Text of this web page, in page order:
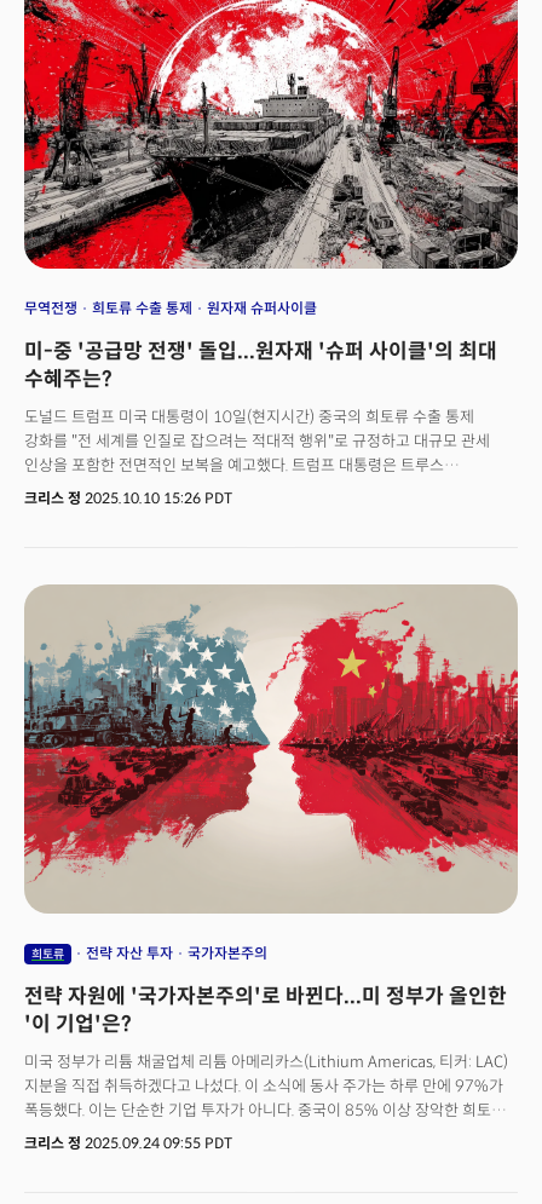
부장관으로 그는 과거 양자컴퓨팅 기업 임원과 에너지부 고위직을 지낸
이력이 있는 것으로 알려졌다. 다만 상무부 관계자는 다바가 공동 창립해
4년간 최고경영자로 이끌었던 보어 퀀텀 테크놀로지(Bohr Quantum
Technology)는 이번 자금 지원 대상이 아니라고 밝혔다.퀀텀 컴퓨팅에 대한
미 정부의 개입은 '전략 자원'에 대한 경쟁력을 확보하기 위한 국가 차원의
지원을 강화하는 조치의 연장선상에 있다. 이미 미국은 반도체 기업인 인텔에
대해 지원금 90억 달러를 지분으로 전환, 10%의 지분을 확보했고 희토류
생산업체인 MP 머티리얼즈(MP)와 리튬 채굴업체인 리튬 어메리카스(LAC)에
대한 자금 지원 및 지분 참여를 발표한 바 있다. 결국 이는 전략자산으로
분류되는 주요 기술과 자원에 대해 정부가 직접 자본을 투입하고 지배력을
확보하는 '국가자본주의' 모델이 반도체, 희토류, 리튬에 이어 양자컴퓨팅으로
무역전쟁 희토류 수출 통제 원자재 슈퍼사이클
미-중 '공급망 전쟁' 돌입...원자재 '슈퍼 사이클'의 최대
수혜주는?
도널드 트럼프 미국 대통령이 10일(현지시간) 중국의 희토류 수출 통제
강화를 "전 세계를 인질로 잡으려는 적대적 행위"로 규정하고 대규모 관세
인상을 포함한 전면적인 보복을 예고했다. 트럼프 대통령은 트루스
소셜미디어를 통해 공개한 장문의 성명에서 시진핑 중국 국가주석과 예정된
성명에서 중국이 희토류와 관련 생산 요소 전반에 대한 수출 통제를 통해 세계
시장을 통제하려 한다고 비난했다. 그는 "중국이 조용히 독점적 지위를
구축해온 희토류와 자석 등의 원자재를 통해 세계를 통제하려는 매우
사악하고 적대적인 움직임"이라고 규정하며 중국의 적대적 행위를 강력히
규탄했다.특히 주목할 대목은 트럼프 대통령이 미국도 "중국보다 더 강력하고
광범위한 독점적 지위"를 보유하고 있다고 주장한 부분이다. 그는 "지금까지
이를 사용할 이유가 없었지만, 이제 그 때가 왔다"며 미국이 보유한 전략적
우위를 활용할 것임을 시사했다.트럼프 대통령은 중국이 보낸 수출 통제 관련
서한이 수 페이지에 걸쳐 통제 대상 원소들을 상세히 나열했다고 밝혔다. 그는
이것이 "그동안 일상적이었던 것들이 더 이상 일상적이지 않게 됐다"는
의미라고 해석하며 미중 무역전쟁이 원자재 전쟁으로 확대될 것임을
시사했다.
크리스 정 2025.10.10 15:26 PDT
희토류 전략 자산 투자 국가자본주의
전략 자원에 '국가자본주의'로 바뀐다...미 정부가 올인한
'이 기업'은?
미국 정부가 리튬 채굴업체 리튬 아메리카스(Lithium Americas, 티커: LAC)
지분을 직접 취득하겠다고 나섰다. 이 소식에 동사 주가는 하루 만에 97%가
폭등했다. 이는 단순한 기업 투자가 아니다. 중국이 85% 이상 장악한 희토류
시장을 비롯해 글로벌 전략자원 패권 경쟁의 새로운 국면을 예고하는 상징적
크리스 정 2025.09.24 09:55 PDT